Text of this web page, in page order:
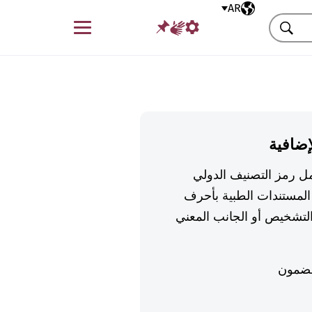
اللغة المختارةAR
قائمة
بحث
رمز التصنيف الدولي
الطبية بأحرف
أو الجانب المعني